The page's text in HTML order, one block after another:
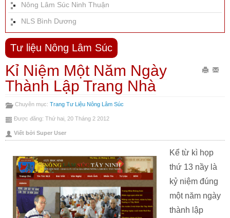
Nông Lâm Súc Ninh Thuận
NLS Bình Dương
Tư liệu Nông Lâm Súc
Kỉ Niệm Một Năm Ngày
Thành Lập Trang Nhà
Chuyên mục: Trang Tư Liệu Nông Lâm Súc
Được đăng: Thứ hai, 20 Tháng 2 2012
Viết bởi Super User
Kể từ kì họp
thứ 13 nầy là
kỷ niệm đúng
một năm ngày
thành lập